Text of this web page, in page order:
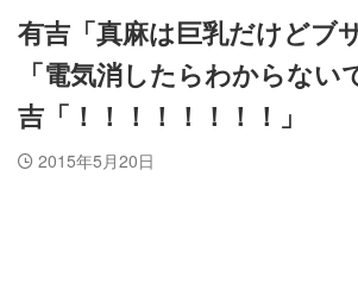
有吉「真麻は巨乳だけどブ
「電気消したらわからない
吉「！！！！！！！！」
2015年5月20日